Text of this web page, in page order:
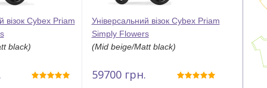
візок Cybex Priam
black)
Універсальний візок Cybex Priam
Simply Flowers
(Mid beige/Matt black)
59700грн.